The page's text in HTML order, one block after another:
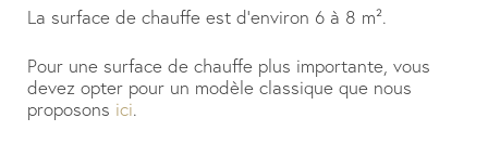
La surface de chauffe est d’environ 6 à 8 m².
Pour une surface de chauffe plus importante, vous
devez opter pour un modèle classique que nous
proposons ici.